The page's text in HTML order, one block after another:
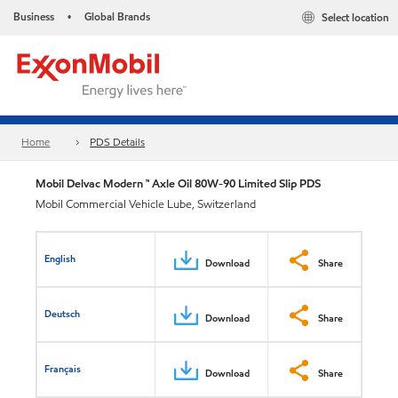
Business • Global Brands Select location
Home PDS Details
Mobil Delvac Modern ™ Axle Oil 80W-90 Limited Slip PDS
Mobil Commercial Vehicle Lube, Switzerland
English Download Share
Deutsch Download Share
Français Download Share